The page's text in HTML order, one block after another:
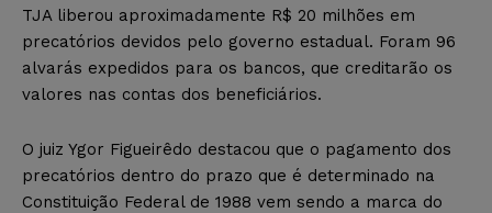
TJA liberou aproximadamente R$ 20 milhões em
precatórios devidos pelo governo estadual. Foram 96
alvarás expedidos para os bancos, que creditarão os
valores nas contas dos beneficiários.
O juiz Ygor Figueirêdo destacou que o pagamento dos
precatórios dentro do prazo que é determinado na
Constituição Federal de 1988 vem sendo a marca do